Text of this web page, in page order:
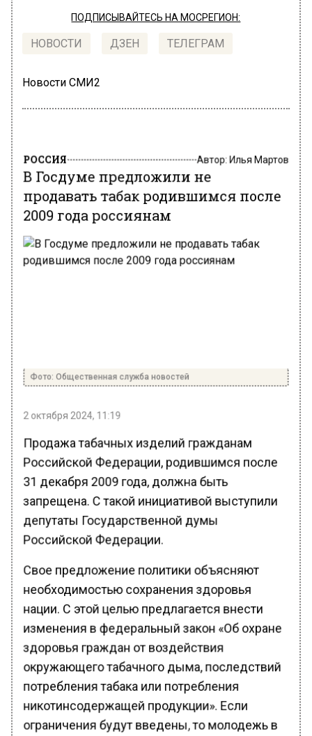
ПОДПИСЫВАЙТЕСЬ НА МОСРЕГИОН:
НОВОСТИ ДЗЕН ТЕЛЕГРАМ
Новости СМИ2
РОССИЯ Автор:Илья Мартов
В Госдуме предложили не
продавать табак родившимся после
2009 года россиянам
Фото: Общественная служба новостей
2 октября 2024, 11:19
Продажа табачных изделий гражданам
Российской Федерации, родившимся после
31 декабря 2009 года, должна быть
запрещена. С такой инициативой выступили
депутаты Государственной думы
Российской Федерации.
Свое предложение политики объясняют
необходимостью сохранения здоровья
нации. С этой целью предлагается внести
изменения в федеральный закон «Об охране
здоровья граждан от воздействия
окружающего табачного дыма, последствий
потребления табака или потребления
никотинсодержащей продукции». Если
ограничения будут введены, то молодежь в